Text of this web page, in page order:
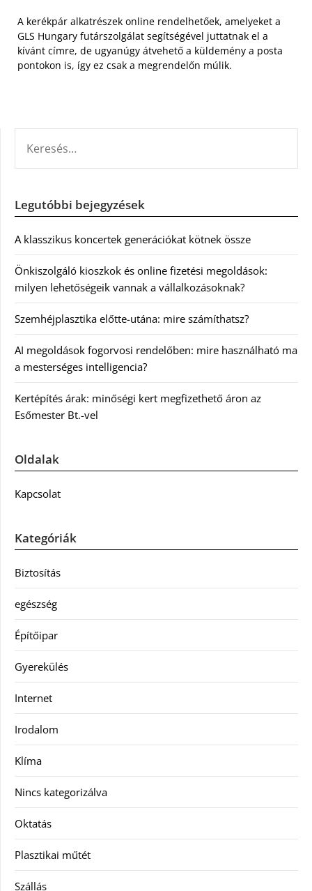
A kerékpár alkatrészek online rendelhetőek, amelyeket a
GLS Hungary futárszolgálat segítségével juttatnak el a
kívánt címre, de ugyanúgy átvehető a küldemény a posta
pontokon is, így ez csak a megrendelőn múlik.
Legutóbbi bejegyzések
A klasszikus koncertek generációkat kötnek össze
Önkiszolgáló kioszkok és online fizetési megoldások:
milyen lehetőségeik vannak a vállalkozásoknak?
Szemhéjplasztika előtte-utána: mire számíthatsz?
AI megoldások fogorvosi rendelőben: mire használható ma
a mesterséges intelligencia?
Kertépítés árak: minőségi kert megfizethető áron az
Esőmester Bt.-vel
Oldalak
Kapcsolat
Kategóriák
Biztosítás
egészség
Építőipar
Gyerekülés
Internet
Irodalom
Klíma
Nincs kategorizálva
Oktatás
Plasztikai műtét
Szállás